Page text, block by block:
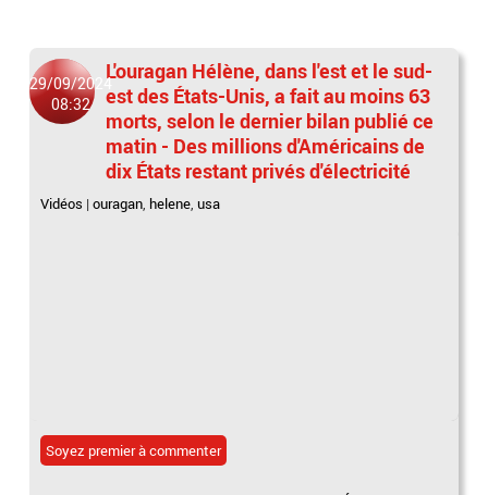
29/09/2024
08:32
L'ouragan Hélène, dans l'est et le sud-
est des États-Unis, a fait au moins 63
morts, selon le dernier bilan publié ce
matin - Des millions d'Américains de
dix États restant privés d'électricité
Vidéos |ouragan, helene,usa
Soyez premier à commenter